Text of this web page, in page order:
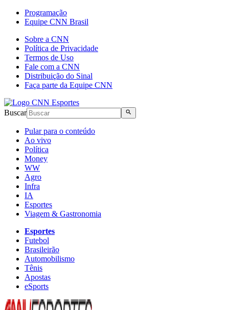
Programação
Equipe CNN Brasil
Sobre a CNN
Política de Privacidade
Termos de Uso
Fale com a CNN
Distribuição do Sinal
Faça parte da Equipe CNN
Buscar
Pular para o conteúdo
Ao vivo
Política
Money
WW
Agro
Infra
IA
Esportes
Viagem & Gastronomia
Esportes
Futebol
Brasileirão
Automobilismo
Tênis
Apostas
eSports